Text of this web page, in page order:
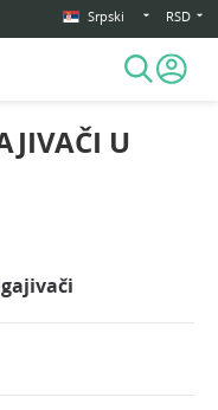
Srpski RSD
U